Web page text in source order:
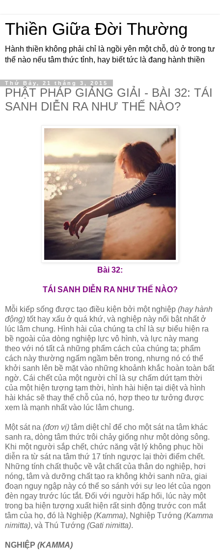
Thiền Giữa Đời Thường
Hành thiền không phải chỉ là ngồi yên một chỗ, dù ở trong tư
thế nào nếu tâm thức tỉnh, hay biết tức là đang hành thiền
Thứ Bảy, 21 tháng 3, 2015
PHẬT PHÁP GIẢNG GIẢI - BÀI 32: TÁI
SANH DIỄN RA NHƯ THẾ NÀO?
Bài 32:
TÁI SANH DIỄN RA NHƯ THẾ NÀO?
Mỗi kiếp sống được tạo điều kiện bởi một nghiệp (hay hành
động) tốt hay xấu ở quá khứ, và nghiệp này nổi bật nhất ở
lúc lâm chung. Hình hài của chúng ta chỉ là sự biểu hiện ra
bề ngoài của dòng nghiệp lực vô hình, và lực này mang
theo với nó tất cả những phẩm cách của chúng ta; phẩm
cách này thường ngấm ngầm bên trong, nhưng nó có thể
khởi sanh lên bề mặt vào những khoảnh khắc hoàn toàn bất
ngờ. Cái chết của một người chỉ là sự chấm dứt tạm thời
của một hiện tượng tạm thời, hình hài hiện tại diệt và hình
hài khác sẽ thay thế chỗ của nó, hợp theo tư tưởng được
xem là mạnh nhất vào lúc lâm chung.
Một sát na (đơn vị) tâm diệt chỉ để cho một sát na tâm khác
sanh ra, dòng tâm thức trôi chảy giống như một dòng sông.
Khi một người sắp chết, chức năng vật lý không phục hồi
diễn ra từ sát na tâm thứ 17 tính ngược lại thời điểm chết.
Những tính chất thuộc về vật chất của thân do nghiệp, hơi
nóng, tâm và dưỡng chất tạo ra không khởi sanh nữa, giai
đoạn nguy ngập này có thể so sánh với sự leo lét của ngọn
đèn ngay trước lúc tắt. Ðối với người hấp hối, lúc này một
trong ba hiện tượng xuất hiện rất sinh động trước con mắt
tâm của họ, đó là Nghiệp (Kamma), Nghiệp Tướng (Kamma
nimitta), và Thú Tướng (Gati nimitta).
NGHIỆP (KAMMA)